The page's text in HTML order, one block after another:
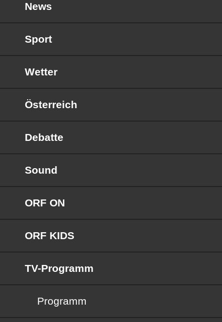
News
Sport
Wetter
Österreich
Debatte
Sound
ORF ON
ORF KIDS
TV-Programm
Programm